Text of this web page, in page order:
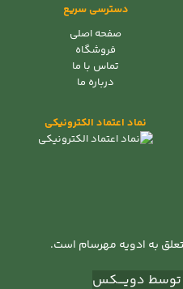
دسترسی سریع
صفحه اصلی
فروشگاه
تماس با ما
درباره ما
نماد اعتماد الکترونیکی
به ادویه مهرسام است.
دویــــکس